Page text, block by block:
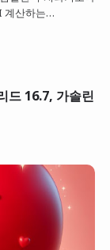
계산하는…
드 16.7, 가솔린